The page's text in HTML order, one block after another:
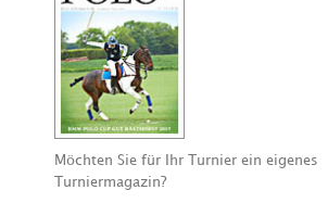
Möchten Sie für Ihr Turnier ein eigenes
Turniermagazin?